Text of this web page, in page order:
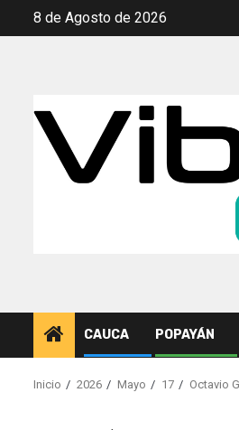
Saltar8 de Agosto de 2026
CAUCA POPAYÁN
Inicio 2026 Mayo 17 Octavio